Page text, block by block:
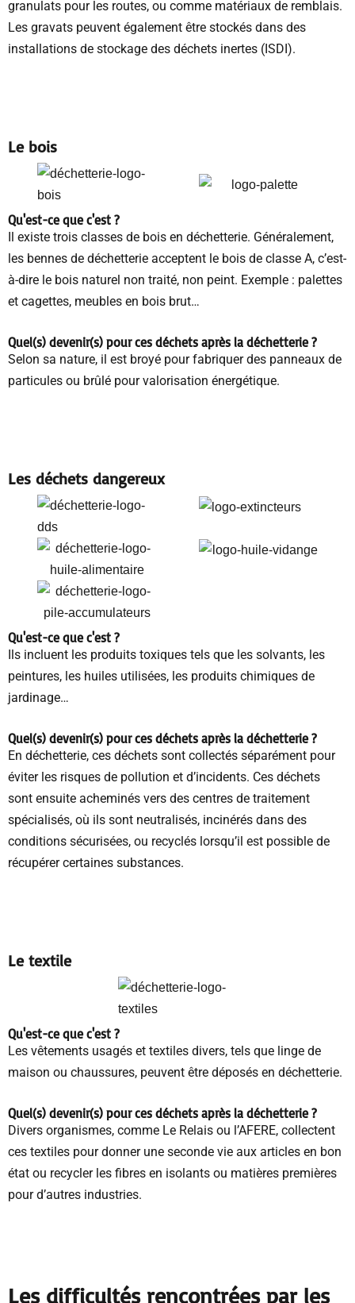
granulats pour les routes, ou comme matériaux de remblais.
Les gravats peuvent également être stockés dans des
installations de stockage des déchets inertes (ISDI).
Le bois
Qu'est-ce que c'est ?
Il existe trois classes de bois en déchetterie. Généralement,
les bennes de déchetterie acceptent le bois de classe A, c’est-
à-dire le bois naturel non traité, non peint. Exemple : palettes
et cagettes, meubles en bois brut…
Quel(s) devenir(s) pour ces déchets après la déchetterie?
Selon sa nature, il est broyé pour fabriquer des panneaux de
particules ou brûlé pour valorisation énergétique.
Les déchets dangereux
Qu'est-ce que c'est ?
Ils incluent les produits toxiques tels que les solvants, les
peintures, les huiles utilisées, les produits chimiques de
jardinage…
Quel(s) devenir(s) pour ces déchets après la déchetterie?
En déchetterie, ces déchets sont collectés séparément pour
éviter les risques de pollution et d’incidents. Ces déchets
sont ensuite acheminés vers des centres de traitement
spécialisés, où ils sont neutralisés, incinérés dans des
conditions sécurisées, ou recyclés lorsqu’il est possible de
récupérer certaines substances.
Le textile
Qu'est-ce que c'est ?
Les vêtements usagés et textiles divers, tels que linge de
maison ou chaussures, peuvent être déposés en déchetterie.
Quel(s) devenir(s) pour ces déchets après la déchetterie?
Divers organismes, comme Le Relais ou l’AFERE, collectent
ces textiles pour donner une seconde vie aux articles en bon
état ou recycler les fibres en isolants ou matières premières
pour d’autres industries.
Les difficultés rencontrées par les